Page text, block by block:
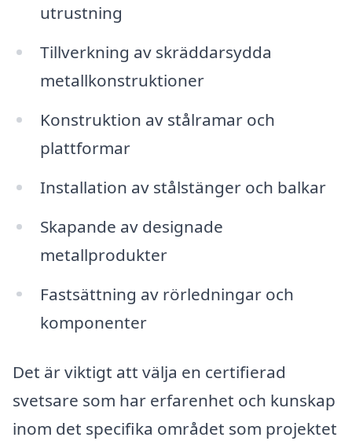
utrustning
Tillverkning av skräddarsydda
metallkonstruktioner
Konstruktion av stålramar och
plattformar
Installation av stålstänger och balkar
Skapande av designade
metallprodukter
Fastsättning av rörledningar och
komponenter
Det är viktigt att välja en certifierad
svetsare som har erfarenhet och kunskap
inom det specifika området som projektet